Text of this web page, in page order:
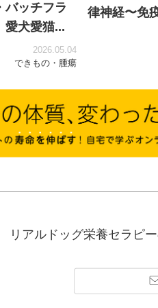
バッチフラ
愛犬愛猫...
2026.05.04
できもの・腫瘍
律神経〜免
リアルドッグ栄養セラピ